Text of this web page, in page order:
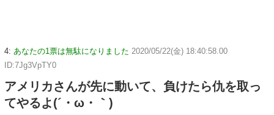
4: あなたの1票は無駄になりました 2020/05/22(金) 18:40:58.00
ID:7Jg3VpTY0
アメリカさんが先に動いて、負けたら仇を取っ
てやるよ(´・ω・｀)